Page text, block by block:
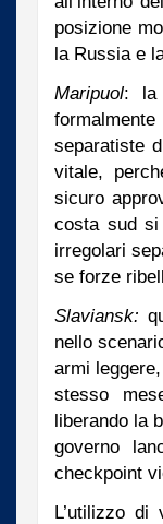
posizione
la Russia e
Maripuol: la
separatiste
vitale,
sicuro
costa sud si
irregolari
se forze
Slaviansk:
nello
armi
stesso
liberando la
governo
checkpoint
L’utilizzo